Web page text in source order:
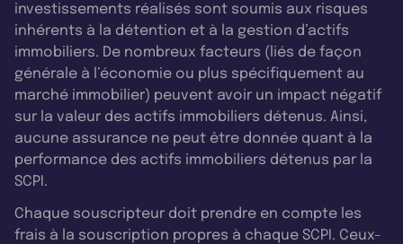
investissements réalisés sont soumis aux risques
inhérents à la détention et à la gestion d’actifs
immobiliers. De nombreux facteurs (liés de façon
générale à l’économie ou plus spécifiquement au
marché immobilier) peuvent avoir un impact négatif
sur la valeur des actifs immobiliers détenus. Ainsi,
aucune assurance ne peut être donnée quant à la
performance des actifs immobiliers détenus par la
SCPI.
Chaque souscripteur doit prendre en compte les
frais à la souscription propres à chaque SCPI. Ceux-